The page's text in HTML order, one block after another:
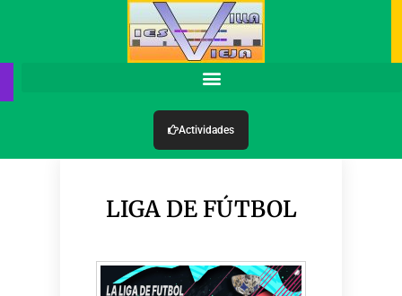
Actividades
LIGA DE FÚTBOL